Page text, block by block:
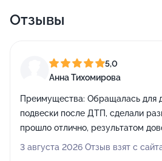
Отзывы
5,0
Анна Тихомирова
Преимущества: Обращалась для
подвески после ДТП, сделали
прошло отлично, результатом
3 августа 2026 Отзыв взят с